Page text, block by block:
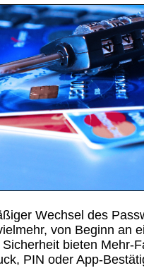
Wechsel des
von Beginn an
bieten Mehr-
PIN oder App-